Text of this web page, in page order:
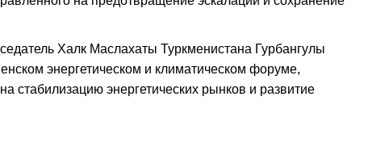
Халк Маслахаты Туркменистана Гурбангулы
энергетическом и климатическом форуме,
стабилизацию энергетических рынков и развитие